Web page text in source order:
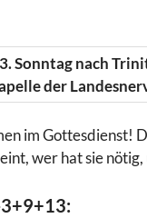
Sonntag nach
der
im Gottesdienst!
wer hat sie